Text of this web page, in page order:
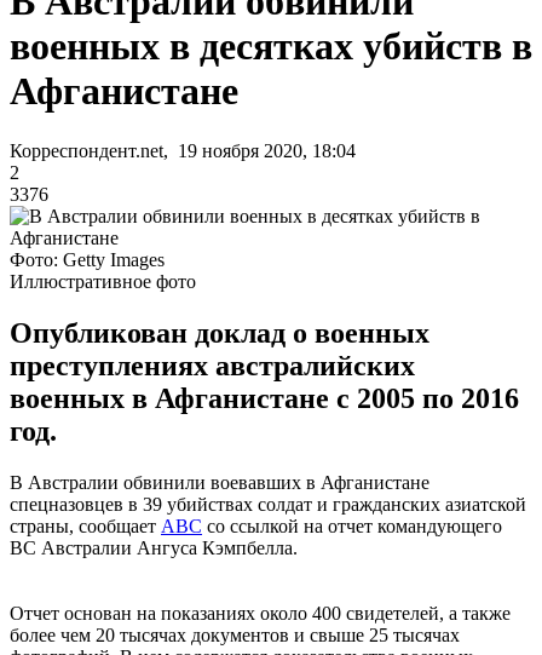
военных в десятках убийств в
Афганистане
Корреспондент.net, 19 ноября 2020, 18:04
2
3376
Фото: Getty Images
Иллюстративное фото
Опубликован доклад о военных
преступлениях австралийских
военных в Афганистане с 2005 по 2016
год.
В Австралии обвинили воевавших в Афганистане
спецназовцев в 39 убийствах солдат и гражданских азиатской
страны, сообщает ABC со ссылкой на отчет командующего
ВС Австралии Ангуса Кэмпбелла.
Отчет основан на показаниях около 400 свидетелей, а также
более чем 20 тысячах документов и свыше 25 тысячах